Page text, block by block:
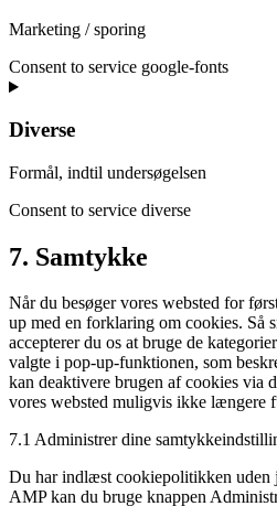
Marketing / sporing
Consent to service google-fonts
Diverse
Formål, indtil undersøgelsen
Consent to service diverse
7. Samtykke
Når du besøger vores websted for
up med en forklaring om cookies. Så
accepterer du os at bruge de
valgte i pop-up-funktionen, som
kan deaktivere brugen af ​​cookies via
vores websted muligvis ikke længere
7.1 Administrer dine
Du har indlæst cookiepolitikken uden
AMP kan du bruge knappen